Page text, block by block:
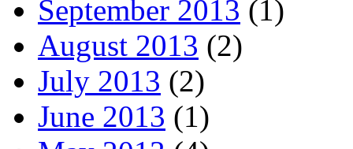
September 2013 (1)
August 2013 (2)
July 2013 (2)
June 2013 (1)